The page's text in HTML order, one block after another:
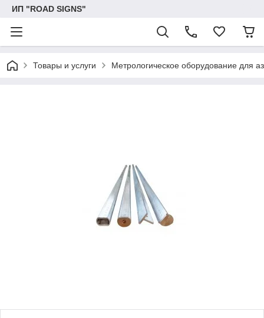
ИП "ROAD SIGNS"
Товары и услуги Метрологическое оборудование для